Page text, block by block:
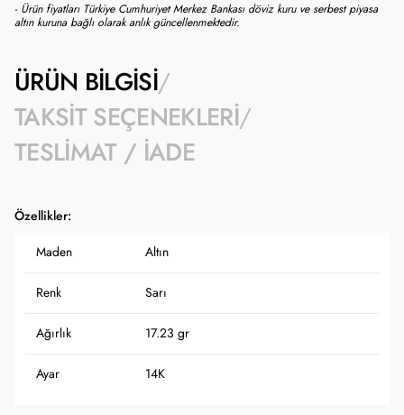
- Ürün fiyatları Türkiye Cumhuriyet Merkez Bankası döviz kuru ve serbest piyasa
altın kuruna bağlı olarak anlık güncellenmektedir.
ÜRÜN BILGISI
TAKSIT SEÇENEKLERI
TESLIMAT / İADE
Özellikler:
Maden Altın
Renk Sarı
Ağırlık 17.23 gr
Ayar 14K